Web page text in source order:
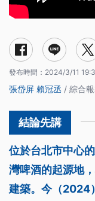
發布時間： 2024/3/11
張岱屏 賴冠丞 / 綜合
位於台北市中心
灣啤酒的起源地
建築。今（2024